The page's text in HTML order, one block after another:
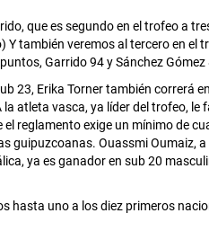
que es segundo en el trofeo a
Y también veremos al tercero en el
Garrido 94 y Sánchez Gómez
23, Erika Torner también correrá
la atleta vasca, ya líder del trofeo, le
reglamento exige un mínimo de
guipuzcoanas. Ouassmi Oumaiz, a
ya es ganador en sub 20
hasta uno a los diez primeros